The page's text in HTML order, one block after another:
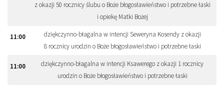
z okazji 50 rocznicy ślubu o Boże błogosławieństwo i potrzebne łaski
i opiekę Matki Bożej
11:00
dziękczynno-błagalna w intencji Seweryna Kosendy z okazji
8 rocznicy urodzin o Boże błogosławieństwo i potrzebne łaski
11:00
dziękczynno-błagalna w intencji Ksawerego z okazji 1 rocznicy
urodzin o Boże błogosławieństwo i potrzebne łaski